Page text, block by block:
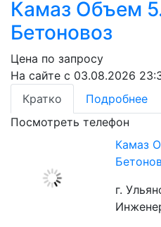
Камаз Объем
Бетоновоз
Цена по запросу
На сайте с 03.08.2026
Кратко
Подробнее
Посмотреть телефон
Камаз
г.